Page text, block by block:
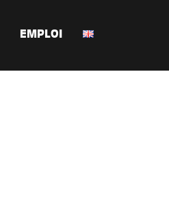
EMPLOI